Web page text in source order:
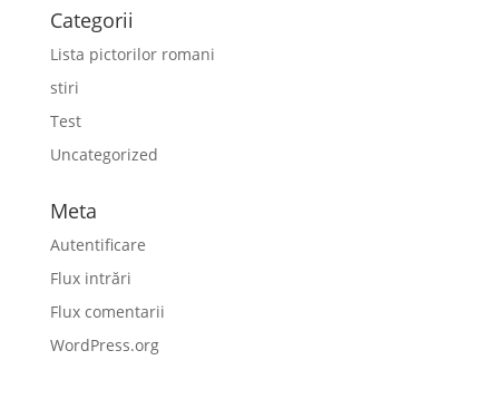
Categorii
Lista pictorilor romani
stiri
Test
Uncategorized
Meta
Autentificare
Flux intrări
Flux comentarii
WordPress.org